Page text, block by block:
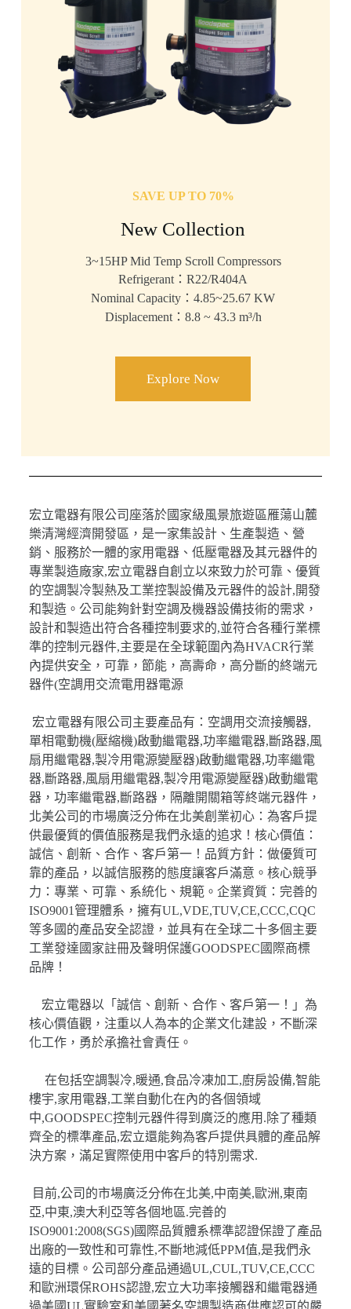
SAVE UP TO 70%
New Collection
3~15HP Mid Temp Scroll Compressors
Refrigerant：R22/R404A
Nominal Capacity：4.85~25.67 KW
Displacement：8.8 ~ 43.3 m³/h
Explore Now
宏立電器有限公司座落於國家級風景旅遊區雁蕩山麓
樂清灣經濟開發區，是一家集設計、生產製造、營
銷、服務於一體的家用電器、低壓電器及其元器件的
專業製造廠家,宏立電器自創立以來致力於可靠、優質
的空調製冷製熱及工業控製設備及元器件的設計,開發
和製造。公司能夠針對空調及機器設備技術的需求，
設計和製造出符合各種控制要求的,並符合各種行業標
準的控制元器件,主要是在全球範圍內為HVACR行業
內提供安全，可靠，節能，高壽命，高分斷的終端元
器件(空調用交流電用器電源
宏立電器有限公司主要產品有：空調用交流接觸器,
單相電動機(壓縮機)啟動繼電器,功率繼電器,斷路器,風
扇用繼電器,製冷用電源變壓器)啟動繼電器,功率繼電
器,斷路器,風扇用繼電器,製冷用電源變壓器)啟動繼電
器，功率繼電器,斷路器，隔離開關箱等終端元器件，
北美公司的市場廣泛分佈在北美創業初心：為客戶提
供最優質的價值服務是我們永遠的追求！核心價值：
誠信、創新、合作、客戶第一！品質方針：做優質可
靠的產品，以誠信服務的態度讓客戶滿意。核心競爭
力：專業、可靠、系統化、規範。企業資質：完善的
ISO9001管理體系，擁有UL,VDE,TUV,CE,CCC,CQC
等多國的產品安全認證，並具有在全球二十多個主要
工業發達國家註冊及聲明保護GOODSPEC國際商標
品牌！
宏立電器以「誠信、創新、合作、客戶第一！」為
核心價值觀，注重以人為本的企業文化建設，不斷深
化工作，勇於承擔社會責任。
在包括空調製冷,暖通,食品冷凍加工,廚房設備,智能
樓宇,家用電器,工業自動化在內的各個領域
中,GOODSPEC控制元器件得到廣泛的應用.除了種類
齊全的標準產品,宏立還能夠為客戶提供具體的產品解
決方案，滿足實際使用中客戶的特別需求.
目前,公司的市場廣泛分佈在北美,中南美,歐洲,東南
亞,中東,澳大利亞等各個地區.完善的
ISO9001:2008(SGS)國際品質體系標準認證保證了產品
出廠的一致性和可靠性,不斷地減低PPM值,是我們永
遠的目標。公司部分產品通過UL,CUL,TUV,CE,CCC
和歐洲環保ROHS認證,宏立大功率接觸器和繼電器通
過美國UL實驗室和美國著名空調製造商供應認可的嚴